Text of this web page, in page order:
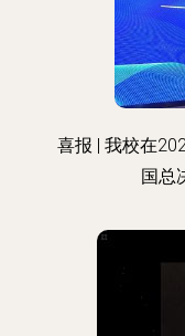
喜报 | 我校在
国总